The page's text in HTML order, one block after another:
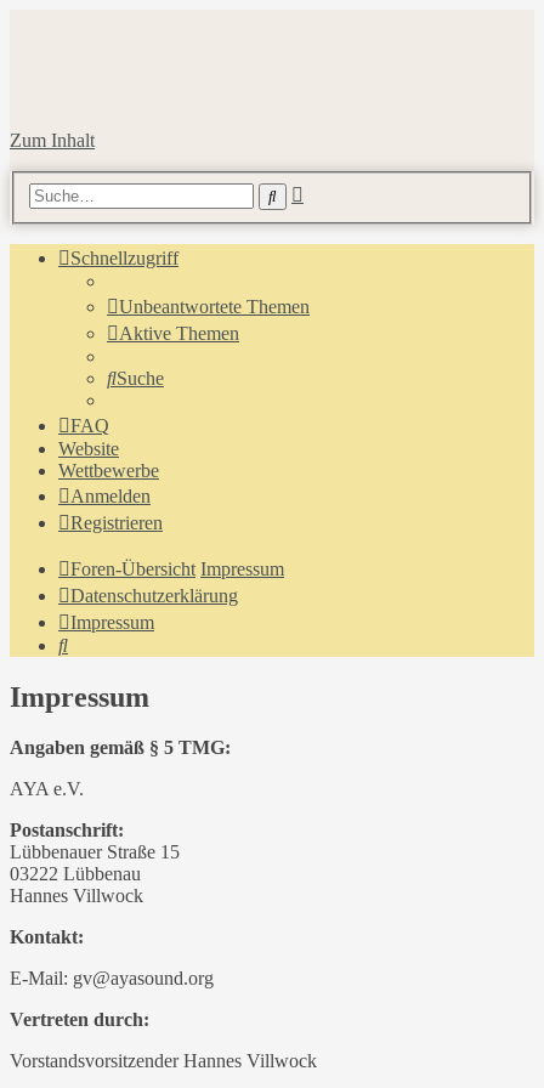
Zum Inhalt
Suche
Schnellzugriff
Unbeantwortete Themen
Aktive Themen
Suche
FAQ
Website
Wettbewerbe
Anmelden
Registrieren
Foren-Übersicht Impressum
Datenschutzerklärung
Impressum
Suche
Impressum
Angaben gemäß § 5 TMG:
AYA e.V.
Postanschrift:
Lübbenauer Straße 15
03222 Lübbenau
Hannes Villwock
Kontakt:
E-Mail: gv@ayasound.org
Vertreten durch:
Vorstandsvorsitzender Hannes Villwock